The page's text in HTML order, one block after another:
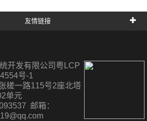
友情链接
开发有限公司粤LCP
号-1
槎一路115号2座北塔
单元
邮箱：